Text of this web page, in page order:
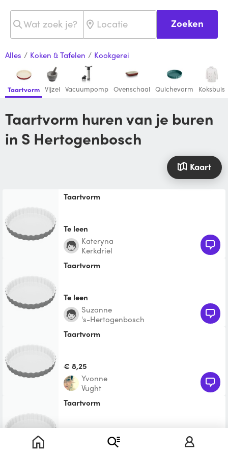
Zoeken
Alles / Koken & Tafelen / Kookgerei
Taartvorm Vijzel Vacuumpomp Ovenschaal Quichevorm Koksbuis
Taartvorm huren van je buren
in S Hertogenbosch
Kaart
Taartvorm
Te leen
Kateryna
Kerkdriel
Taartvorm
Te leen
Suzanne
's-Hertogenbosch
taartvorm
€ 8,25
Yvonne
Vught
Taartvorm